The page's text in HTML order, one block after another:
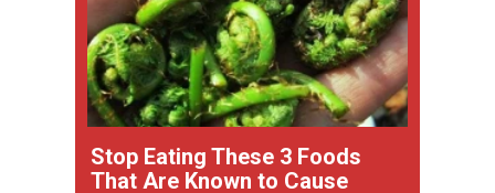
Stop Eating These 3 Foods
That Are Known to Cause